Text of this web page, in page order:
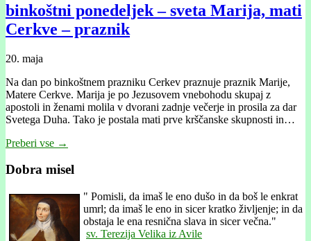
binkoštni ponedeljek – sveta Marija, mati
Cerkve – praznik
20. maja
Na dan po binkoštnem prazniku Cerkev praznuje praznik Marije,
Matere Cerkve. Marija je po Jezusovem vnebohodu skupaj z
apostoli in ženami molila v dvorani zadnje večerje in prosila za dar
Svetega Duha. Tako je postala mati prve krščanske skupnosti in…
Preberi vse →
Dobra misel
" Pomisli, da imaš le eno dušo in da boš le enkrat
umrl; da imaš le eno in sicer kratko življenje; in da
obstaja le ena resnična slava in sicer večna."
sv. Terezija Velika iz Avile